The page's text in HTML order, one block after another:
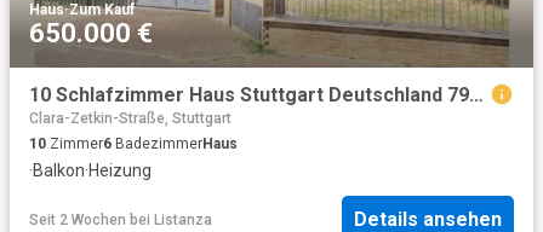
Haus·Zum Kauf
650.000 €
10 Schlafzimmer Haus Stuttgart Deutschland 79143292
Clara-Zetkin-Straße, Stuttgart
10 Zimmer6 BadezimmerHaus
·Balkon·Heizung
Seit 2 Wochen bei Listanza Details ansehen